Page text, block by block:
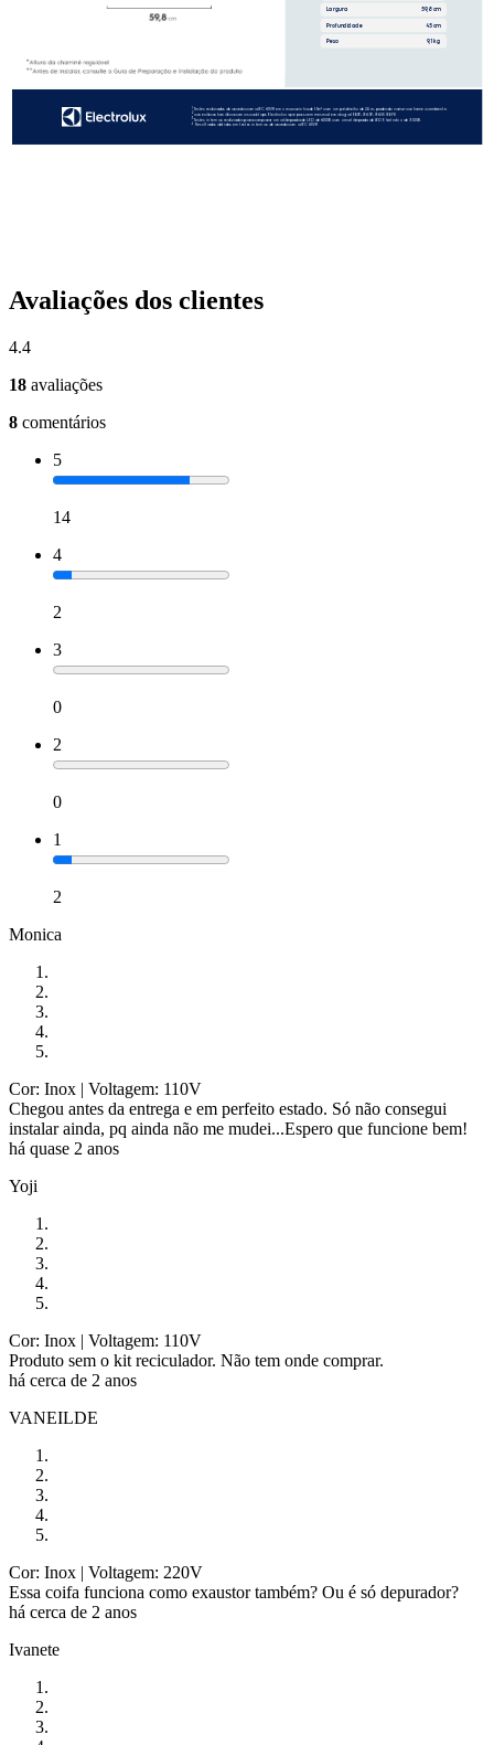
Avaliações dos clientes
4.4
18 avaliações
8 comentários
5
14
4
2
3
0
2
0
1
2
Monica
Cor: Inox | Voltagem: 110V
Chegou antes da entrega e em perfeito estado. Só não consegui
instalar ainda, pq ainda não me mudei...Espero que funcione bem!
há quase 2 anos
Yoji
Cor: Inox | Voltagem: 110V
Produto sem o kit reciculador. Não tem onde comprar.
há cerca de 2 anos
VANEILDE
Cor: Inox | Voltagem: 220V
Essa coifa funciona como exaustor também? Ou é só depurador?
há cerca de 2 anos
Ivanete